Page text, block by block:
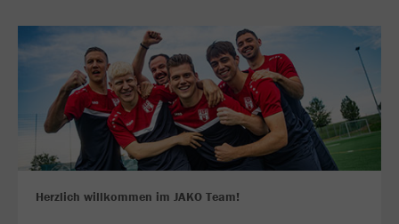
Herzlich willkommen im JAKO Team!